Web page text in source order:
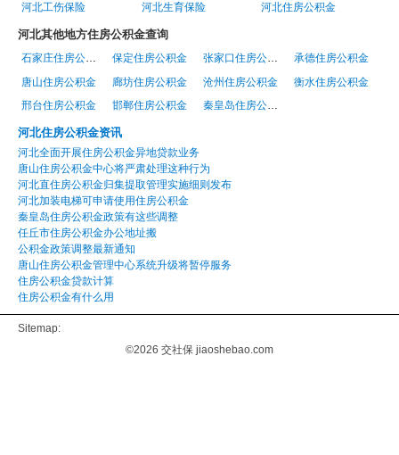
河北工伤保险
河北生育保险 河北住房公积金
河北其他地方住房公积金查询
石家庄住房公积金 保定住房公积金 张家口住房公积金
承德住房公积金
唐山住房公积金
廊坊住房公积金 沧州住房公积金
衡水住房公积金
邢台住房公积金
邯郸住房公积金
河北住房公积金资讯
河北全面开展住房公积金异地贷款业务
唐山住房公积金中心将严肃处理这种行为
河北直住房公积金归集提取管理实施细则发布
河北加装电梯可申请使用住房公积金
秦皇岛住房公积金政策有这些调整
任丘市住房公积金办公地址搬
公积金政策调整最新通知
唐山住房公积金管理中心系统升级将暂停服务
住房公积金贷款计算
住房公积金有什么用
Sitemap:
©2026 交社保 jiaoshebao.com